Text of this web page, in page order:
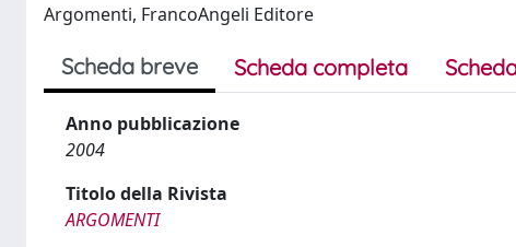
Argomenti, FrancoAngeli Editore
Scheda breve Scheda completa
Anno pubblicazione
2004
Titolo della Rivista
ARGOMENTI